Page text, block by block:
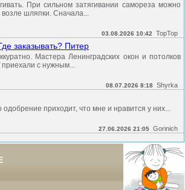
При сильном затягивании самореза можно
возле шляпки. Сначала...
03.08.2026 10:42 TopTop
заказывать? Питер
Мастера Ленинградских окон и потолков
приехали с нужным...
08.07.2026 8:18 Shyrka
приходит, что мне и нравится у них...
27.06.2026 21:05 Gorinich